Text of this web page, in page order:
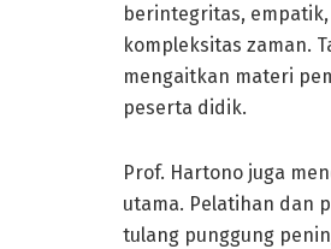
berintegritas,
kompleksitas zaman.
mengaitkan materi
peserta didik.
Prof. Hartono juga
utama. Pelatihan dan
tulang punggung